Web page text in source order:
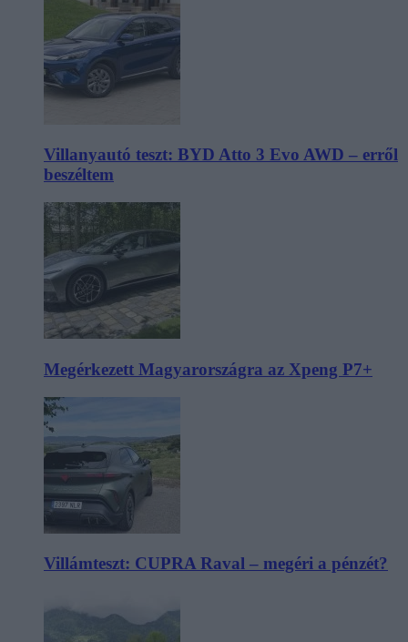
Villanyautó teszt: BYD Atto 3 Evo AWD – erről
beszéltem
Megérkezett Magyarországra az Xpeng P7+
Villámteszt: CUPRA Raval – megéri a pénzét?